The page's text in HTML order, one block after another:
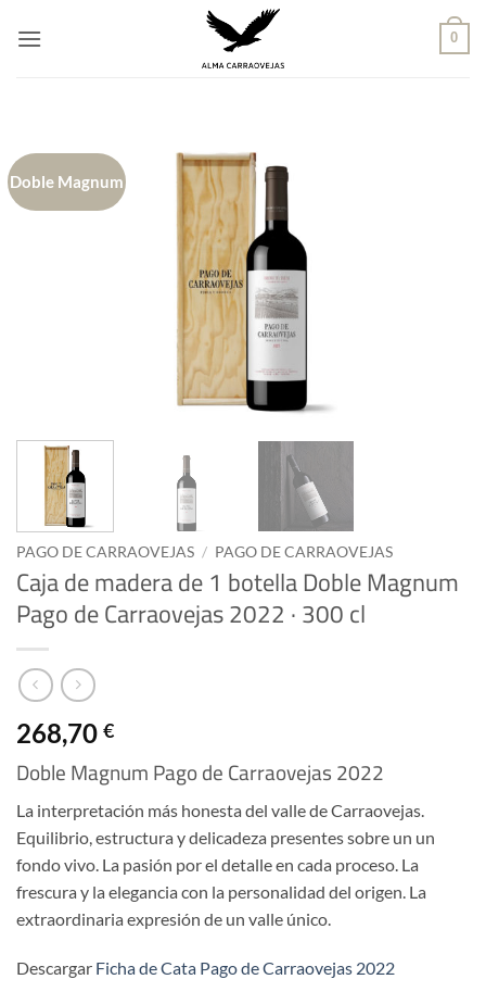
0
Doble Magnum
PAGO DE CARRAOVEJAS / PAGO DE CARRAOVEJAS
Caja de madera de 1 botella Doble Magnum
Pago de Carraovejas 2022 · 300 cl
268,70 €
Doble Magnum Pago de Carraovejas 2022
La interpretación más honesta del valle de Carraovejas.
Equilibrio, estructura y delicadeza presentes sobre un un
fondo vivo. La pasión por el detalle en cada proceso. La
frescura y la elegancia con la personalidad del origen. La
extraordinaria expresión de un valle único.
Descargar Ficha de Cata Pago de Carraovejas 2022